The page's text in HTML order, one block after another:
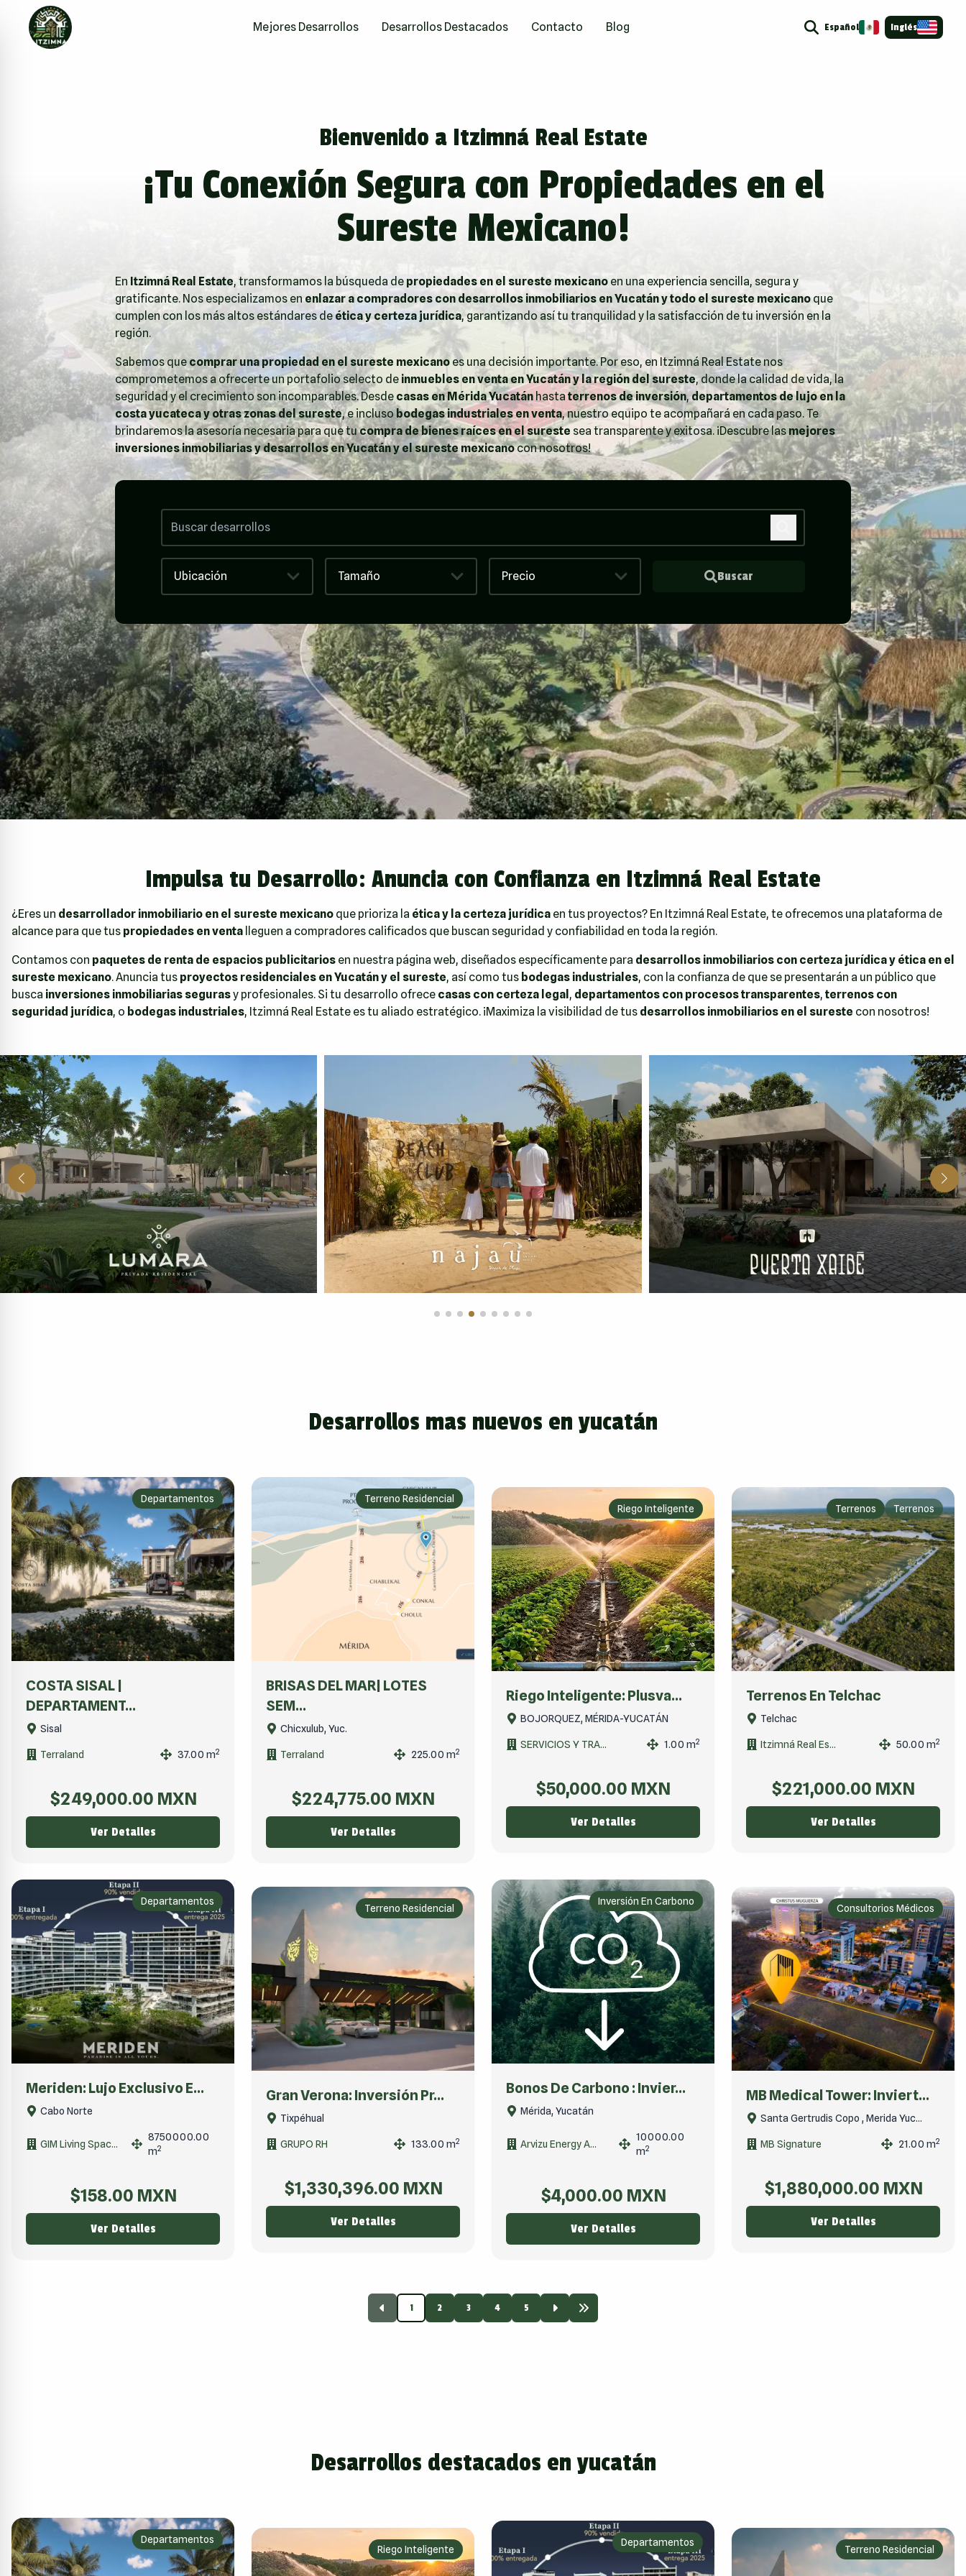
Mejores Desarrollos Desarrollos Destacados Contacto Blog Español Inglés
Bienvenido a Itzimná Real Estate
¡Tu Conexión Segura con Propiedades en el
Sureste Mexicano!
En Itzimná Real Estate, transformamos la búsqueda de propiedades en el sureste mexicano en una experiencia sencilla, segura y
gratificante. Nos especializamos enenlazar a compradores con desarrollos inmobiliarios en Yucatán y todo el sureste mexicanoque
cumplen con los más altos estándares de ética y certeza jurídica, garantizando así tu tranquilidad y la satisfacción de tu inversión en la
región.
Sabemos que comprar una propiedad en el sureste mexicano es una decisión importante. Por eso, en Itzimná Real Estate nos
comprometemos a ofrecerte un portafolio selecto de inmuebles en venta en Yucatán y la región del sureste, donde la calidad de vida, la
seguridad y el crecimiento son incomparables. Desde casas en Mérida Yucatán hastaterrenos de inversión,departamentos de lujo en la
costa yucateca y otras zonas del sureste, e incluso bodegas industriales en venta, nuestro equipo te acompañará en cada paso. Te
brindaremos la asesoría necesaria para que tucompra de bienes raíces en el sureste sea transparente y exitosa. ¡Descubre lasmejores
inversiones inmobiliarias y desarrollos en Yucatán y el sureste mexicanocon nosotros!
Ubicación Tamaño Precio Buscar
Impulsa tu Desarrollo: Anuncia con Confianza en Itzimná Real Estate
¿Eres un desarrollador inmobiliario en el sureste mexicano que prioriza la ética y la certeza jurídica en tus proyectos? En Itzimná Real Estate, te ofrecemos una plataforma de
alcance para que tus propiedades en venta lleguen a compradores calificados que buscan seguridad y confiabilidad en toda la región.
Contamos con paquetes de renta de espacios publicitarios en nuestra página web, diseñados específicamente para desarrollos inmobiliarios con certeza jurídica y ética en el
sureste mexicano. Anuncia tus proyectos residenciales en Yucatán y el sureste, así como tus bodegas industriales, con la confianza de que se presentarán a un público que
busca inversiones inmobiliarias segurasy profesionales. Si tu desarrollo ofrece casas con certeza legal , departamentos con procesos transparentes, terrenos con
seguridad jurídica, o bodegas industriales, Itzimná Real Estate es tu aliado estratégico. ¡Maximiza la visibilidad de tus desarrollos inmobiliarios en el sureste con nosotros!
Desarrollos mas nuevos en yucatán
Departamentos
COSTA SISAL |
DEPARTAMENT...
Sisal
Terraland 37.00 m2
Ver Detalles
$249,000.00 MXN
Terreno Residencial
BRISAS DEL MAR| LOTES
SEM...
Chicxulub, Yuc.
Terraland 225.00 m2
Ver Detalles
$224,775.00 MXN
Riego Inteligente
Riego Inteligente: Plusva...
BOJORQUEZ, MÉRIDA-YUCATÁN
SERVICIOS Y TRA... 1.00 m2
Ver Detalles
$50,000.00 MXN
Terrenos Terrenos
Terrenos En Telchac
Telchac
Itzimná Real Es... 50.00 m2
Ver Detalles
$221,000.00 MXN
Departamentos
Meriden: Lujo Exclusivo E...
Cabo Norte
GIM Living Spac...
8750000.00
m2
Ver Detalles
$158.00 MXN
Terreno Residencial
Gran Verona: Inversión Pr...
Tixpéhual
GRUPO RH 133.00 m2
Ver Detalles
$1,330,396.00 MXN
Inversión En Carbono
Bonos De Carbono : Invier...
Mérida, Yucatán
Arvizu Energy A...
10000.00
m2
Ver Detalles
$4,000.00 MXN
Consultorios Médicos
MB Medical Tower: Inviert...
Santa Gertrudis Copo , Merida Yuc...
MB Signature 21.00 m2
Ver Detalles
$1,880,000.00 MXN
1 2 3 4 5
Desarrollos destacados en yucatán
Departamentos
Riego Inteligente
Departamentos
Terreno Residencial